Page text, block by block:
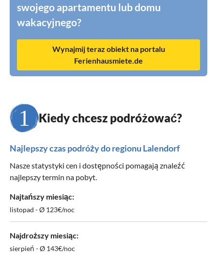
swojego apartamentu lub domu
wakacyjnego?
Wynajmij teraz obiekt na portalu
Ferienhausmiete.de
Kiedy chcesz podróżować?
Najlepszy czas podróży do regionu Lalendorf
Nasze statystyki cen i dostępności pomagają znaleźć
najlepszy termin na pobyt.
Najtańszy miesiąc:
listopad - Ø 123€/noc
Najdroższy miesiąc:
sierpień - Ø 143€/noc